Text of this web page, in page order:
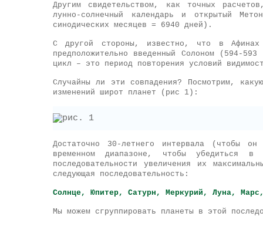
Другим свидетельством, как точных
лунно-солнечный календарь и
синодических месяцев = 6940 дней).
С другой стороны, известно, что в Афинах
предположительно введенный Солоном (594-
цикл – это период повторения условий
Случайны ли эти совпадения? Посмотрим,
изменений широт планет (рис 1):
Достаточно 30-летнего интервала (чтобы
временном диапазоне, чтобы убедиться
последовательности увеличения их
следующая последовательность:
Солнце, Юпитер, Сатурн, Меркурий, Луна,
Мы можем сгруппировать планеты в этой